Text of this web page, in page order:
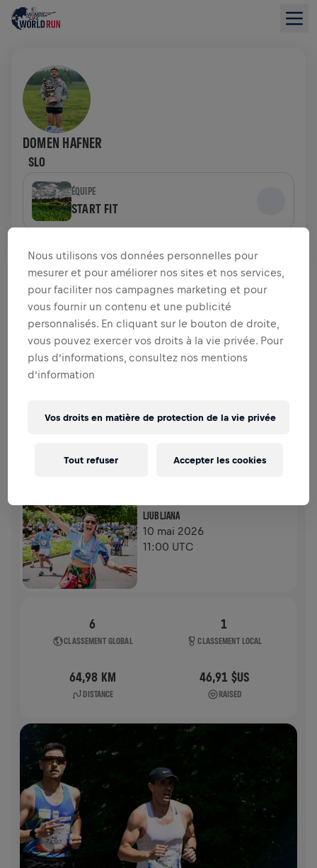
DOMEN HAFNER
SLO
ÉQUIPE
START FIT
APERÇU DE LA COLLECTE DE FONDS
0,00 $US LEVÉS DE OBJECTIF DE 0,00 $US
COLLECTE DE FONDS DONNER
Faites un don pour faire la différence ! 100% de
l'argent collecté est destiné à la recherche sur la
HISTOIRE
WINGS FOR LIFE WORLD RUN 2026
LJUBLJANA
10 mai 2026
11:00 UTC
6
CLASSEMENT GLOBAL
1
CLASSEMENT LOCAL
64,98 KM
DISTANCE
46,91 $US
RAISED
Nous utilisons vos données personnelles pour
mesurer et pour améliorer nos sites et nos services,
pour faciliter nos campagnes marketing et pour
vous fournir un contenu et une publicité
personnalisés. En cliquant sur le bouton de droite,
vous pouvez exercer vos droits à la vie privée. Pour
plus d’informations, consultez nos mentions
d’information
Vos droits en matière de protection de la vie privée
Tout refuser Accepter les cookies